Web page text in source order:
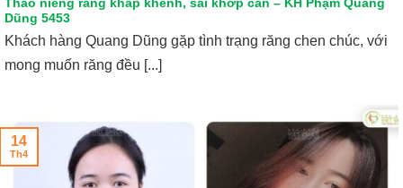
Tháo niềng răng khấp khểnh, sai khớp cắn – KH Phạm Quang
Dũng 5453
Khách hàng Quang Dũng gặp tình trạng răng chen chúc, với
mong muốn răng đều [...]
14
Th4